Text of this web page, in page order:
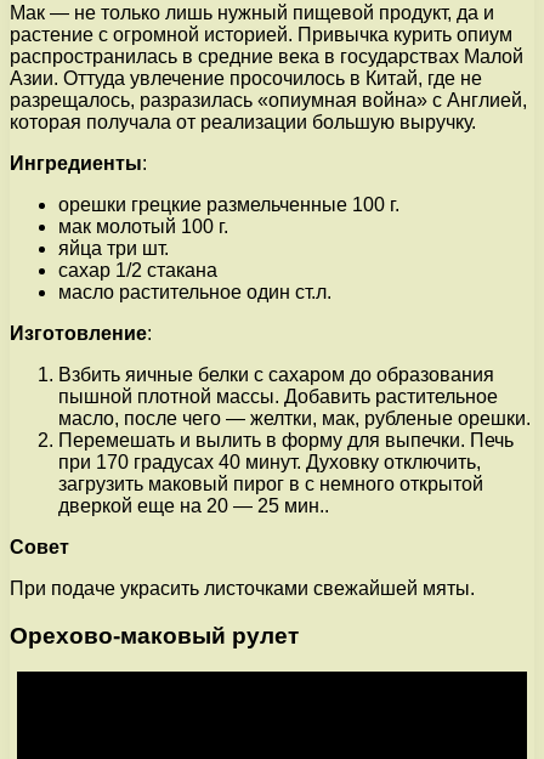
Мак — не только лишь нужный пищевой продукт, да и
растение с огромной историей. Привычка курить опиум
распространилась в средние века в государствах Малой
Азии. Оттуда увлечение просочилось в Китай, где не
разрещалось, разразилась «опиумная война» с Англией,
которая получала от реализации большую выручку.
Ингредиенты:
орешки грецкие размельченные 100 г.
мак молотый 100 г.
яйца три шт.
сахар 1/2 стакана
масло растительное один ст.л.
Изготовление:
Взбить яичные белки с сахаром до образования
пышной плотной массы. Добавить растительное
масло, после чего — желтки, мак, рубленые орешки.
Перемешать и вылить в форму для выпечки. Печь
при 170 градусах 40 минут. Духовку отключить,
загрузить маковый пирог в с немного открытой
дверкой еще на 20 — 25 мин..
Совет
При подаче украсить листочками свежайшей мяты.
Орехово-маковый рулет